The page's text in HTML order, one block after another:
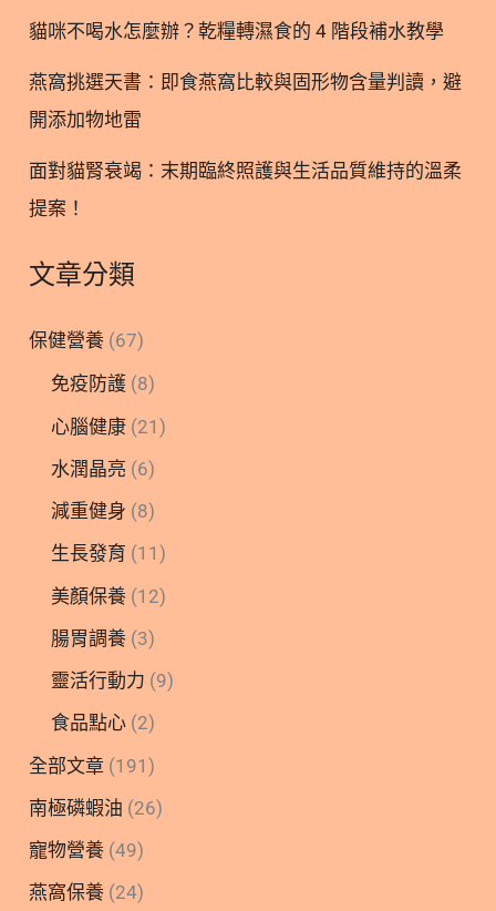
📎賀寶芙職場霸凌新聞
貓咪不喝水怎麼辦？乾糧轉濕食的 4 階段補水教學
燕窩挑選天書：即食燕窩比較與固形物含量判讀，避
開添加物地雷
面對貓腎衰竭：末期臨終照護與生活品質維持的溫柔
提案！
文章分類
保健營養 (67)
免疫防護 (8)
心腦健康 (21)
水潤晶亮 (6)
減重健身 (8)
生長發育 (11)
美顏保養 (12)
腸胃調養 (3)
靈活行動力 (9)
食品點心 (2)
全部文章 (191)
南極磷蝦油 (26)
寵物營養 (49)
燕窩保養 (24)